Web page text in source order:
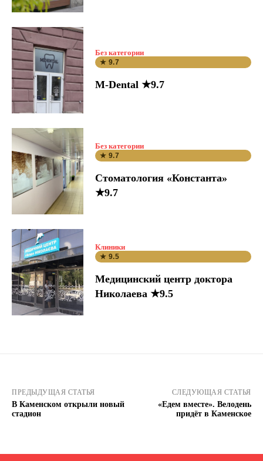
Без категории
★ 9.7
M-Dental ★9.7
Без категории
★ 9.7
Стоматология «Константа»
★9.7
Клиники
★ 9.5
Медицинский центр доктора
Николаева ★9.5
ПРЕДЫДУЩАЯ СТАТЬЯ
В Каменском открыли новый
стадион
СЛЕДУЮЩАЯ СТАТЬЯ
«Едем вместе». Велодень
придёт в Каменское